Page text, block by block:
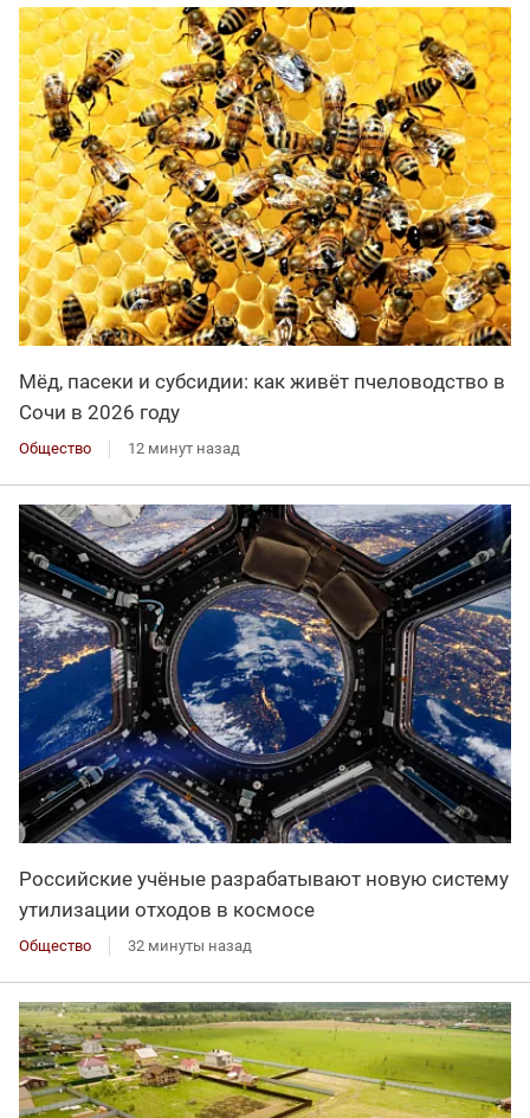
Мёд, пасеки и субсидии: как живёт пчеловодство в
Сочи в 2026 году
Общество 12 минут назад
Российские учёные разрабатывают новую систему
утилизации отходов в космосе
Общество 32 минуты назад